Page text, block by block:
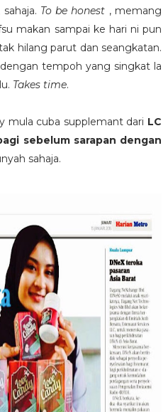
To be honest , memang
makan sampai ke hari ni pun
hilang parut dan seangkatan.
tempoh yang singkat la
Takes time.
mula cuba supplemant dari LC
sebelum sarapan dengan
sahaja.